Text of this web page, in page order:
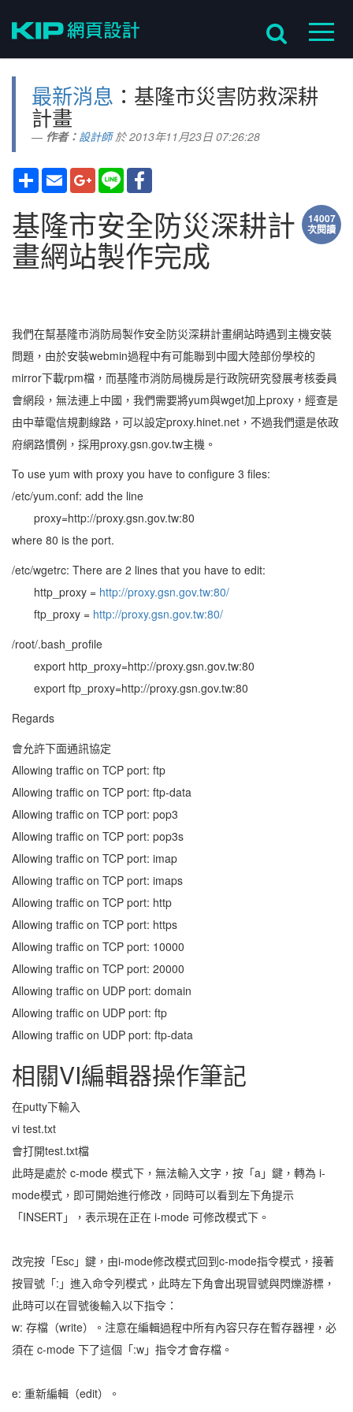
最新消息 ：基隆市災害防救深耕
計畫
作者： 設計師於 2013年11月23日 07:26:28
分
享
Email Google+
Line
14007
次閱讀
基隆市安全防災深耕計
畫網站製作完成
我們在幫基隆市消防局製作安全防災深耕計畫網站時遇到主機安裝
問題，由於安裝webmin過程中有可能聯到中國大陸部份學校的
mirror下載rpm檔，而基隆市消防局機房是行政院研究發展考核委員
會網段，無法連上中國，我們需要將yum與wget加上proxy，經查是
由中華電信規劃線路，可以設定proxy.hinet.net，不過我們還是依政
府網路慣例，採用proxy.gsn.gov.tw主機。
To use yum with proxy you have to configure 3 files:
/etc/yum.conf: add the line
proxy=http://proxy.gsn.gov.tw:80
where 80 is the port.
/etc/wgetrc: There are 2 lines that you have to edit:
http_proxy = http://proxy.gsn.gov.tw:80/
ftp_proxy = http://proxy.gsn.gov.tw:80/
/root/.bash_profile
export http_proxy=http://proxy.gsn.gov.tw:80
export ftp_proxy=http://proxy.gsn.gov.tw:80
Regards
會允許下面通訊協定
Allowing traffic on TCP port: ftp
Allowing traffic on TCP port: ftp-data
Allowing traffic on TCP port: pop3
Allowing traffic on TCP port: pop3s
Allowing traffic on TCP port: imap
Allowing traffic on TCP port: imaps
Allowing traffic on TCP port: http
Allowing traffic on TCP port: https
Allowing traffic on TCP port: 10000
Allowing traffic on TCP port: 20000
Allowing traffic on UDP port: domain
Allowing traffic on UDP port: ftp
Allowing traffic on UDP port: ftp-data
相關VI編輯器操作筆記
在putty下輸入
vi test.txt
會打開test.txt檔
此時是處於 c-mode 模式下，無法輸入文字，按「a」鍵，轉為 i-
mode模式，即可開始進行修改，同時可以看到左下角提示
「INSERT」，表示現在正在 i-mode 可修改模式下。
改完按「Esc」鍵，由i-mode修改模式回到c-mode指令模式，接著
按冒號「:」進入命令列模式，此時左下角會出現冒號與閃爍游標，
此時可以在冒號後輸入以下指令：
w: 存檔（write）。注意在編輯過程中所有內容只存在暫存器裡，必
須在 c-mode 下了這個「:w」指令才會存檔。
e: 重新編輯（edit）。